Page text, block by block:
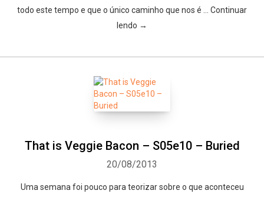
todo este tempo e que o único caminho que nos é … Continuar
lendo →
That is Veggie Bacon – S05e10 – Buried
20/08/2013
Uma semana foi pouco para teorizar sobre o que aconteceu